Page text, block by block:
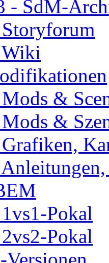
- SdM-
&
&
Pokal
Pokal